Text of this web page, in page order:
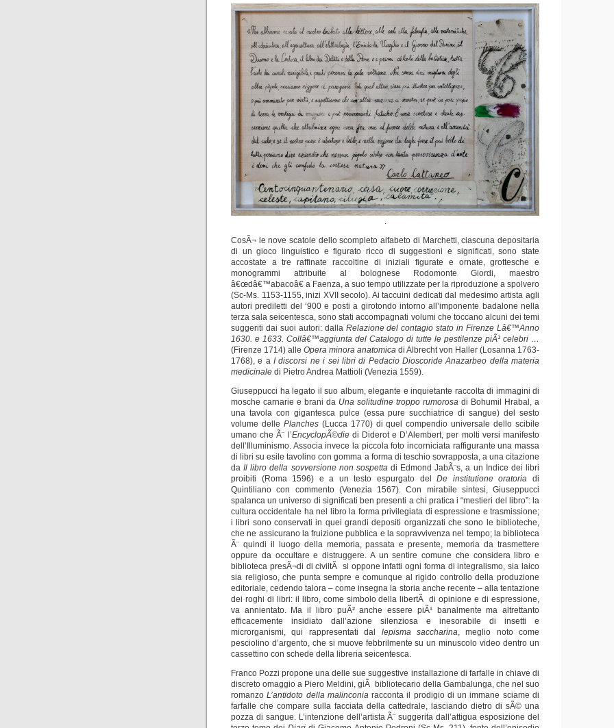
.
CosÃ¬ le nove scatole dello scompleto alfabeto di Marchetti, ciascuna depositaria
di un gioco linguistico e figurato ricco di suggestioni e significati, sono state
accostate a tre raffinate raccoltine di iniziali figurate e ornate, grottesche e
monogrammi attribuite al bolognese Rodomonte Giordi, maestro
â€œdâ€™abacoâ€ a Faenza, a suo tempo utilizzate per la riproduzione a spolvero
(Sc-Ms. 1153-1155, inizi XVII secolo). Ai taccuini dedicati dal medesimo artista agli
autori prediletti del ‘900 e posti a girotondo intorno all’imponente badalone nella
terza sala seicentesca, sono stati accompagnati volumi che toccano alcuni dei temi
suggeriti dai suoi autori: dalla Relazione del contagio stato in Firenze Lâ€™Anno
1630. e 1633. Collâ€™aggiunta del Catalogo di tutte le pestilenze piÃ¹ celebri …
(Firenze 1714) alle Opera minora anatomica di Albrecht von Haller (Losanna 1763-
1768), e aI discorsi ne i sei libri di Pedacio Dioscoride Anazarbeo della materia
medicinale di Pietro Andrea Mattioli (Venezia 1559).
Giuseppucci ha legato il suo album, elegante e inquietante raccolta di immagini di
mosche carnarie e brani da Una solitudine troppo rumorosa di Bohumil Hrabal, a
una tavola con gigantesca pulce (essa pure succhiatrice di sangue) del sesto
volume delle Planches(Lucca 1770) di quel compendio universale dello scibile
umano che Ã¨ l’EncyclopÃ©diedi Diderot e D’Alembert, per molti versi manifesto
dell’Illuminismo. Associa invece la piccola foto incorniciata raffigurante una massa
di libri su esile tavolino con gomma a forma di teschio sovrapposta, a una citazione
daIl libro della sovversione non sospettadi Edmond JabÃ¨s, a un Indice dei libri
proibiti (Roma 1596) e a un testo espurgato delDe institutione oratoria di
Quintiliano con commento (Venezia 1567). Con mirabile sintesi, Giuseppucci
spalanca un universo di significati ben presenti a chi pratica i “mestieri del libro”: la
cultura occidentale ha nel libro la forma privilegiata di espressione e trasmissione;
i libri sono conservati in quei grandi depositi organizzati che sono le biblioteche,
che ne assicurano la fruizione pubblica e la sopravvivenza nel tempo; la biblioteca
Ã¨ quindi il luogo della memoria, passata e presente, memoria da trasmettere
oppure da occultare e distruggere. A un sentire comune che considera libro e
biblioteca presÃ¬di di civiltÃ si oppone infatti ogni forma di integralismo, sia laico
sia religioso, che punta sempre e comunque al rigido controllo della produzione
editoriale, cedendo talora – come insegna la storia anche recente – alla tentazione
dei roghi di libri: il libro, come simbolo della libertÃ di opinione e di espressione,
va annientato. Ma il libro puÃ² anche essere piÃ¹ banalmente ma altrettanto
efficacemente insidiato dall’azione silenziosa e inesorabile di insetti e
microrganismi, qui rappresentati dal lepisma saccharina, meglio noto come
pesciolino d’argento, che si muove febbrilmente su un minuscolo video dentro un
cassettino con schede della libreria seicentesca.
Franco Pozzi propone una delle sue suggestive installazione di farfalle in chiave di
discreto omaggio a Piero Meldini, giÃ bibliotecario della Gambalunga, che nel suo
romanzoL’antidoto della malinconiaracconta il prodigio di un immane sciame di
farfalle che compare sulla facciata della cattedrale, lasciando dietro di sÃ© una
pozza di sangue. L’intenzione dell’artista Ã¨ suggerita dall’attigua esposizione del